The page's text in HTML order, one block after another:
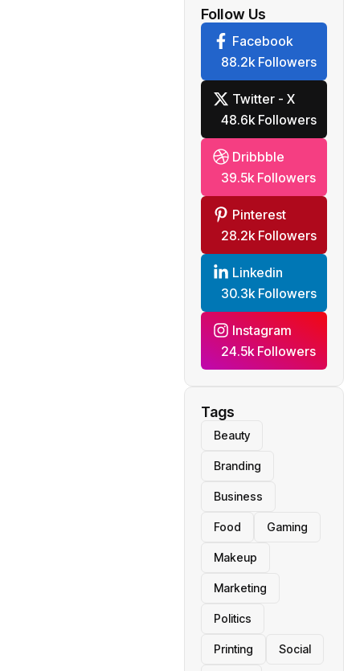
Follow Us
Facebook
88.2k Followers
Twitter - X
48.6k Followers
Dribbble
39.5k Followers
Pinterest
28.2k Followers
Linkedin
30.3k Followers
Instagram
24.5k Followers
Tags
Beauty
Branding
Business
Food Gaming
Makeup
Marketing
Politics
Printing Social